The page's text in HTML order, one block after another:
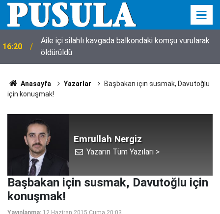
16:20
Aile içi silahlı kavgada balkondaki komşu vurularak
öldürüldü
Anasayfa Yazarlar
Başbakan için susmak, Davutoğlu
için konuşmak!
Emrullah Nergiz
Yazarın Tüm Yazıları >
Başbakan için susmak, Davutoğlu için
konuşmak!
Yayınlanma: 12 Haziran 2015 Cuma 20:03